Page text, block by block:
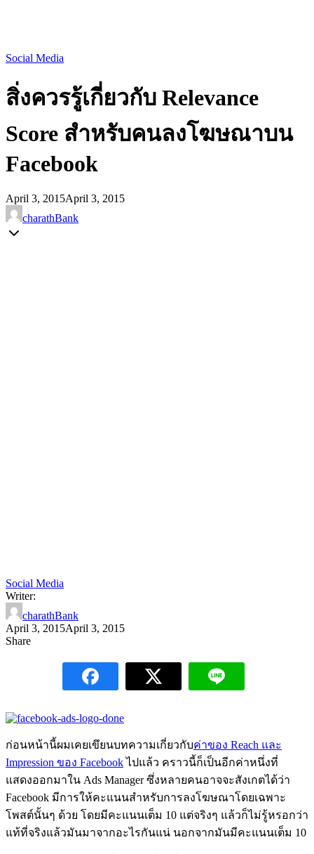
Social Media
สิ่งควรรู้เกี่ยวกับ Relevance
Score สำหรับคนลงโฆษณาบน
Facebook
April 3, 2015April 3, 2015
charathBank
Social Media
Writer:
charathBank
April 3, 2015April 3, 2015
Share
ก่อนหน้านี้ผมเคยเขึยนบทความเกี่ยวกับค่าของ Reach และ
Impression ของ Facebookไปแล้ว คราวนี้ก็เป็นอีกค่าหนึ่งที่
แสดงออกมาใน Ads Manager ซึ่งหลายคนอาจจะสังเกตได้ว่า
Facebook มีการให้คะแนนสำหรับการลงโฆษณาโดยเฉพาะ
โพสต์นั้นๆ ด้วย โดยมีคะแนนเต็ม 10 แต่จริงๆ แล้วก็ไม่รู้หรอกว่า
แท้ที่จริงแล้วมันมาจากอะไรกันแน่ นอกจากมันมีคะแนนเต็ม 10